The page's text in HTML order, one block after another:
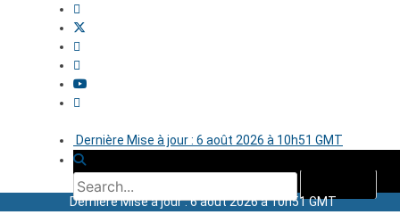
Dernière Mise à jour : 6 août 2026 à 10h51 GMT
Dernière Mise à jour : 6 août 2026 à 10h51 GMT